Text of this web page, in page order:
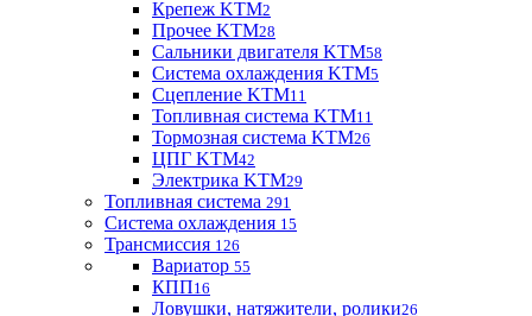
Крепеж KTM2
Прочее KTM28
Сальники двигателя KTM58
Система охлаждения KTM5
Сцепление KTM11
Топливная система KTM11
Тормозная система KTM26
ЦПГ KTM42
Электрика KTM29
Топливная система 291
Система охлаждения 15
Трансмиссия 126
Вариатор 55
КПП16
Ловушки, натяжители, ролики26